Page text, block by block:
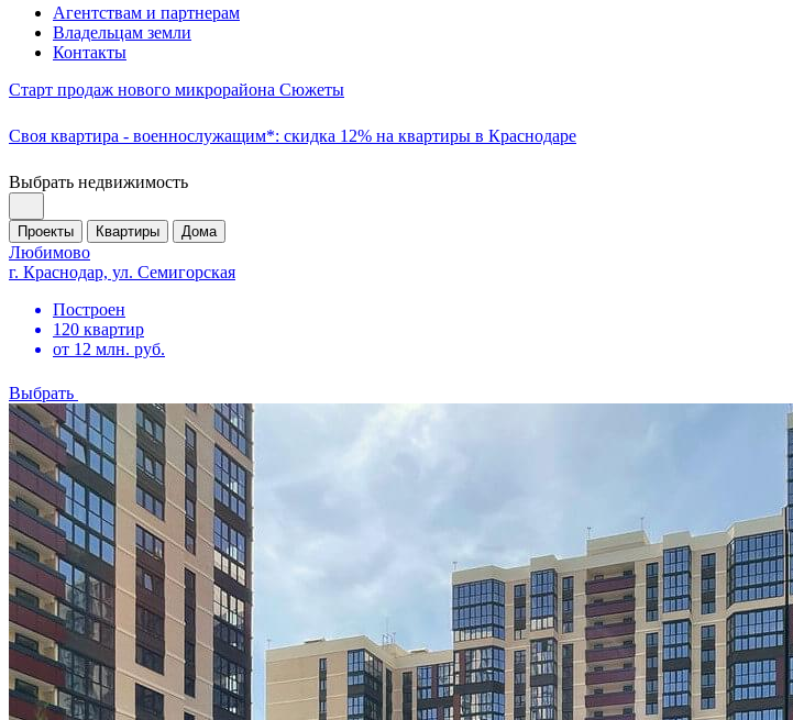
Агентствам и партнерам
Владельцам земли
Контакты
Старт продаж нового микрорайона Сюжеты
Своя квартира - военнослужащим*: скидка 12% на квартиры в Краснодаре
Выбрать недвижимость
Проекты Квартиры Дома
Любимово
г. Краснодар, ул. Семигорская
Построен
120 квартир
от 12 млн. руб.
Выбрать